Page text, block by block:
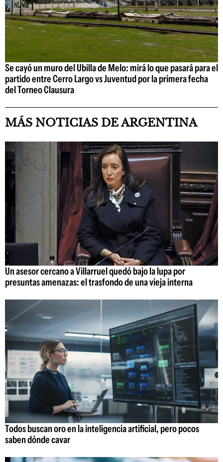
Se cayó un muro del Ubilla de Melo: mirá lo que pasará para el
partido entre Cerro Largo vs Juventud por la primera fecha
del Torneo Clausura
MÁS NOTICIAS DE ARGENTINA
Un asesor cercano a Villarruel quedó bajo la lupa por
presuntas amenazas: el trasfondo de una vieja interna
Todos buscan oro en la inteligencia artificial, pero pocos
saben dónde cavar